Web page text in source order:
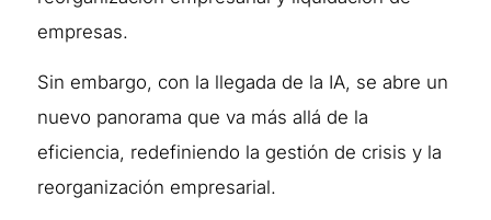
empresas.
Sin embargo, con la llegada de la IA, se abre un
nuevo panorama que va más allá de la
eficiencia, redefiniendo la gestión de crisis y la
reorganización empresarial.